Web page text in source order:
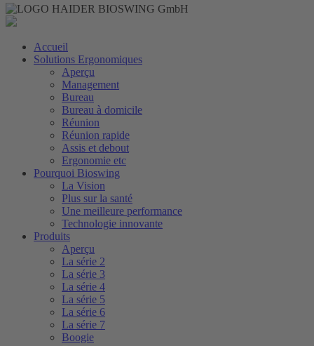
Accueil
Solutions Ergonomiques
Aperçu
Management
Bureau
Bureau à domicile
Réunion
Réunion rapide
Assis et debout
Ergonomie etc
Pourquoi Bioswing
La Vision
Plus sur la santé
Une meilleure performance
Technologie innovante
Produits
Aperçu
La série 2
La série 3
La série 4
La série 5
La série 6
La série 7
Boogie